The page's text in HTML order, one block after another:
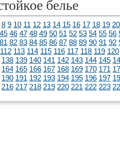
белье
8 9 10 11 12 13 14 15 16 17 18 19 20
45 46 47 48 49 50 51 52 53 54 55 56
81 82 83 84 85 86 87 88 89 90 91 92
112 113 114 115 116 117 118 119 120
138 139 140 141 142 143 144 145
164 165 166 167 168 169 170 171
190 191 192 193 194 195 196 197
216 217 218 219 220 221 222 223